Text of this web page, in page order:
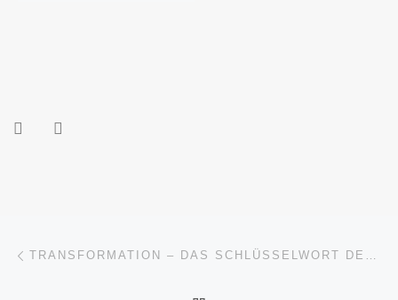
Beitragsnavigation TRANSFORMATION – DAS SCHLÜSSELWORT DES GESTALTVERLUSTS